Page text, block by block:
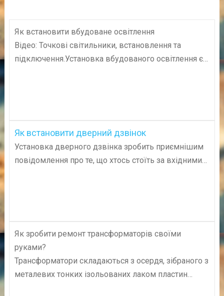
Як встановити вбудоване освітлення
Відео: Точкові світильники, встановлення та
підключення.Установка вбудованого освітлення є…
Як встановити дверний дзвінок
Установка дверного дзвінка зробить приємнішим
повідомлення про те, що хтось стоїть за вхідними…
Як зробити ремонт трансформаторів своїми
руками?
Трансформатори складаються з осердя, зібраного з
металевих тонких ізольованих лаком пластин…